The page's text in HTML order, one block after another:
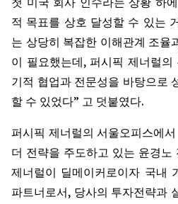
적 목표를 상호 달성할 수 있는
는 상당히 복잡한 이해관계 조율
이 필요했는데, 퍼시픽 제너럴
기적 협업과 전문성을 바탕으로
할 수 있었다” 고 덧붙였다.
퍼시픽 제너럴의 서울오피스에
더 전략을 주도하고 있는 윤경노
제너럴이 딜메이커로이자 국내
파트너로서, 당사의 투자전략과